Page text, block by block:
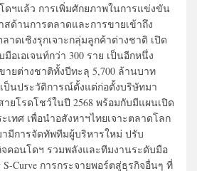
ฯแล้ว การเพิ่มศักยภาพในการแข่งขัน
สด้านการตลาดและการขายเข้าถึง
าดเชิงรุกเจาะกลุ่มลูกค้าต่างชาติ เปิด
มือเอเจนท์กว่า 300 ราย เป็นอีกหนึ่ง
ายต่างชาติทั้งปีทะลุ 5,700 ล้านบาท
ป็นประวัติการณ์ตั้งแต่ก่อตั้งบริษัทมา
ยโรดโชว์ในปี 2568 พร้อมกับมีแผนเปิด
เทศ เพื่อนำอสังหาฯไทยเจาะตลาดโลก
มีการจัดทัพทีมผู้บริหารใหม่ ปรับ
คอนโดฯ รวมพลังและทีมงานระดับมือ
Curve การกระจายพอร์ตสู่ธุรกิจอื่นๆ ที่